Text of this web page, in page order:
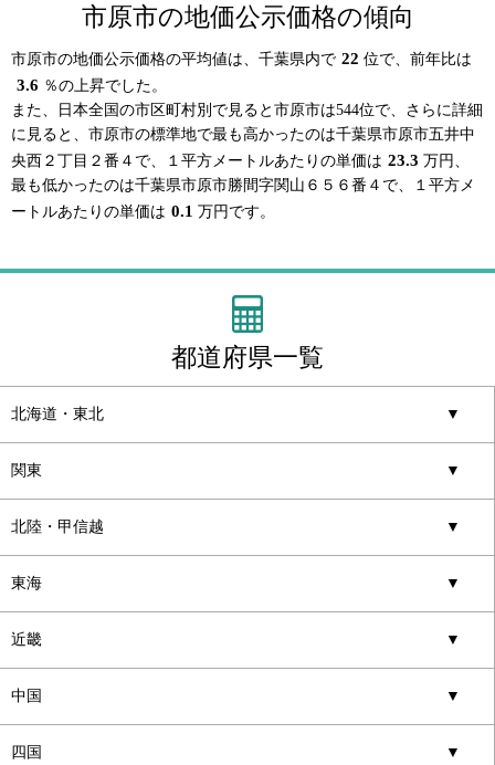
市原市の地価公示価格の傾向
市原市の地価公示価格の平均値は、千葉県内で 22 位で、前年比は
3.6 ％の上昇でした。
また、日本全国の市区町村別で見ると市原市は544位で、さらに詳細
に見ると、市原市の標準地で最も高かったのは千葉県市原市五井中
央西２丁目２番４で、１平方メートルあたりの単価は 23.3 万円、
最も低かったのは千葉県市原市勝間字関山６５６番４で、１平方メ
ートルあたりの単価は 0.1 万円です。
都道府県一覧
北海道・東北 ▼
関東 ▼
北陸・甲信越 ▼
東海 ▼
近畿 ▼
中国 ▼
四国 ▼